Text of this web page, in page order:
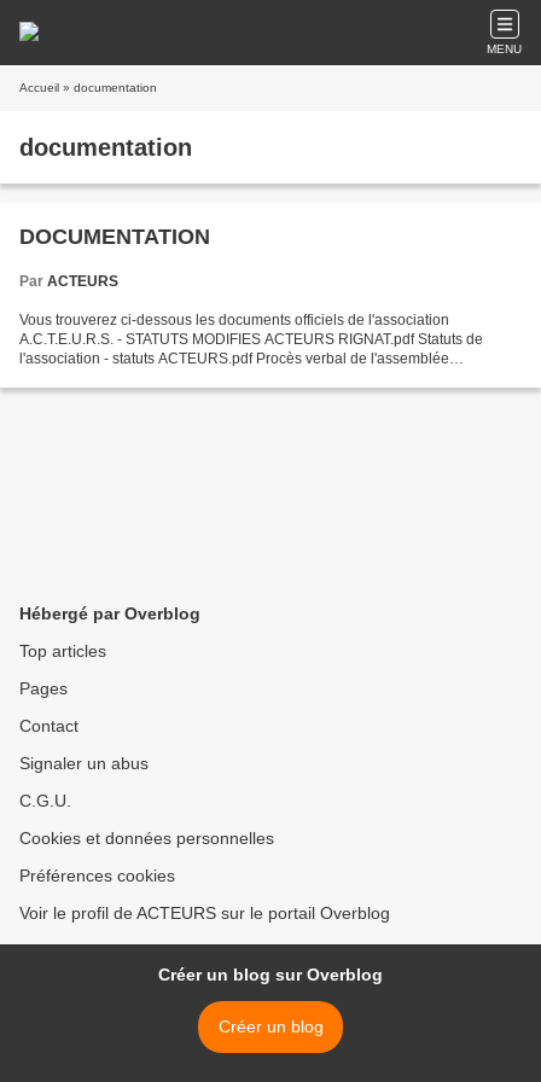
MENU
Accueil » documentation
documentation
DOCUMENTATION
Par ACTEURS
Vous trouverez ci-dessous les documents officiels de l'association
A.C.T.E.U.R.S. - STATUTS MODIFIES ACTEURS RIGNAT.pdf Statuts de
l'association - statuts ACTEURS.pdf Procès verbal de l'assemblée
Hébergé par Overblog
Top articles
Pages
Contact
Signaler un abus
C.G.U.
Cookies et données personnelles
Préférences cookies
Voir le profil de ACTEURS sur le portail Overblog
Créer un blog sur Overblog
Créer un blog